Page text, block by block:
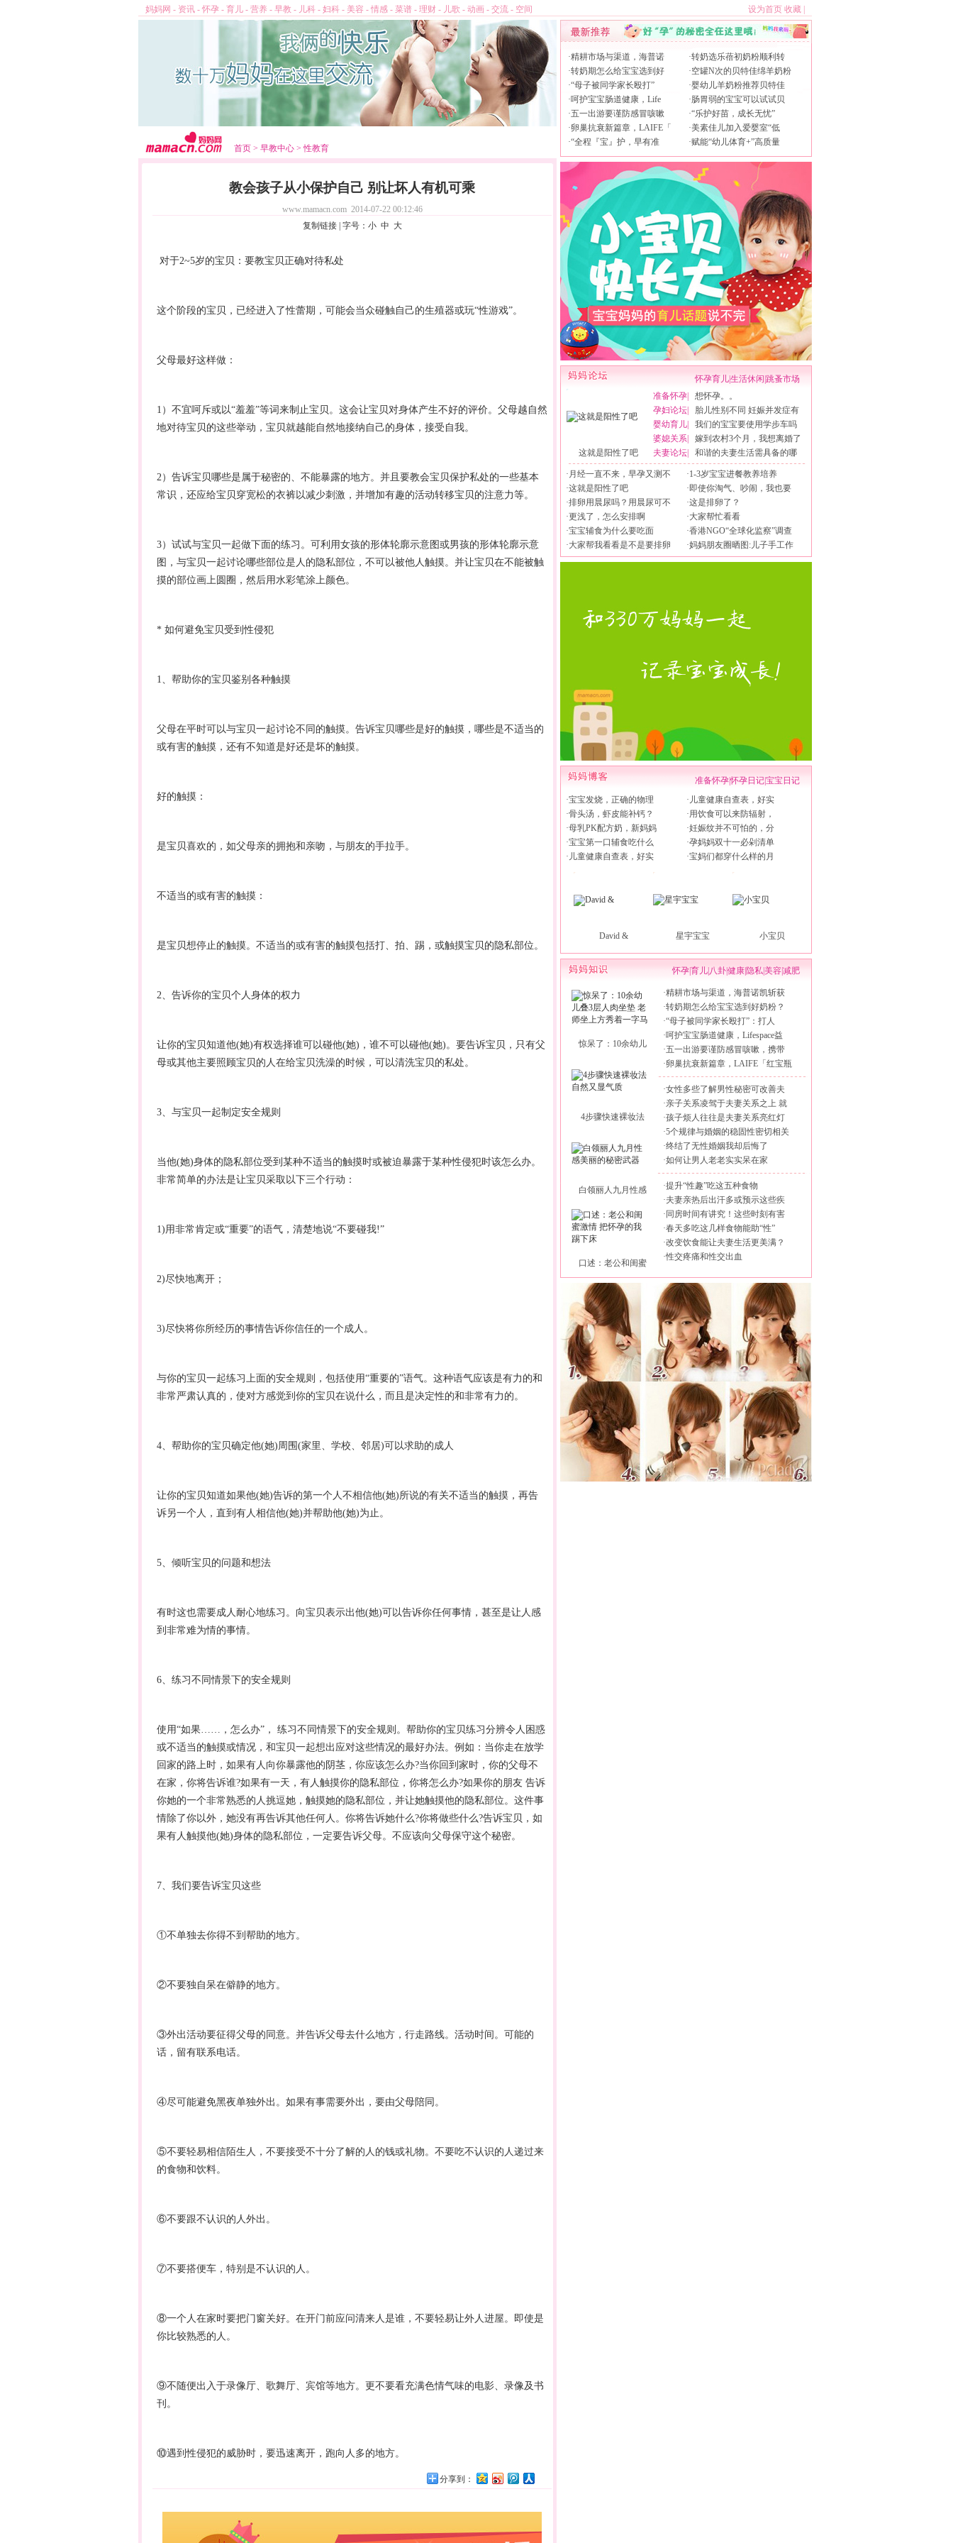
妈妈网 - 资讯 - 怀孕 - 育儿 - 营养 - 早教 - 儿科 - 妇科 - 美容 - 情感 - 菜谱 - 理财 - 儿歌 - 动画 - 交流 - 空间 设为首页 收藏
首页 > 早教中心 >性教育
教会孩子从小保护自己 别让坏人有机可乘
www.mamacn.com 2014-07-22 00:12:46
复制链接| 字号： 小 中 大
对于2~5岁的宝贝：要教宝贝正确对待私处
这个阶段的宝贝，已经进入了性蕾期，可能会当众碰触自己的生殖器或玩“性游戏”。
父母最好这样做：
1）不宜呵斥或以“羞羞”等词来制止宝贝。这会让宝贝对身体产生不好的评价。父母越自然
地对待宝贝的这些举动，宝贝就越能自然地接纳自己的身体，接受自我。
2）告诉宝贝哪些是属于秘密的、不能暴露的地方。并且要教会宝贝保护私处的一些基本
常识，还应给宝贝穿宽松的衣裤以减少刺激，并增加有趣的活动转移宝贝的注意力等。
3）试试与宝贝一起做下面的练习。可利用女孩的形体轮廓示意图或男孩的形体轮廓示意
图，与宝贝一起讨论哪些部位是人的隐私部位，不可以被他人触摸。并让宝贝在不能被触
摸的部位画上圆圈，然后用水彩笔涂上颜色。
* 如何避免宝贝受到性侵犯
1、帮助你的宝贝鉴别各种触摸
父母在平时可以与宝贝一起讨论不同的触摸。告诉宝贝哪些是好的触摸，哪些是不适当的
或有害的触摸，还有不知道是好还是坏的触摸。
好的触摸：
是宝贝喜欢的，如父母亲的拥抱和亲吻，与朋友的手拉手。
不适当的或有害的触摸：
是宝贝想停止的触摸。不适当的或有害的触摸包括打、拍、踢，或触摸宝贝的隐私部位。
2、告诉你的宝贝个人身体的权力
让你的宝贝知道他(她)有权选择谁可以碰他(她)，谁不可以碰他(她)。要告诉宝贝，只有父
母或其他主要照顾宝贝的人在给宝贝洗澡的时候，可以清洗宝贝的私处。
3、与宝贝一起制定安全规则
当他(她)身体的隐私部位受到某种不适当的触摸时或被迫暴露于某种性侵犯时该怎么办。
非常简单的办法是让宝贝采取以下三个行动：
1)用非常肯定或“重要”的语气，清楚地说“不要碰我!”
2)尽快地离开；
3)尽快将你所经历的事情告诉你信任的一个成人。
与你的宝贝一起练习上面的安全规则，包括使用“重要的”语气。这种语气应该是有力的和
非常严肃认真的，使对方感觉到你的宝贝在说什么，而且是决定性的和非常有力的。
4、帮助你的宝贝确定他(她)周围(家里、学校、邻居)可以求助的成人
让你的宝贝知道如果他(她)告诉的第一个人不相信他(她)所说的有关不适当的触摸，再告
诉另一个人，直到有人相信他(她)并帮助他(她)为止。
5、倾听宝贝的问题和想法
有时这也需要成人耐心地练习。向宝贝表示出他(她)可以告诉你任何事情，甚至是让人感
到非常难为情的事情。
6、练习不同情景下的安全规则
使用“如果……，怎么办”， 练习不同情景下的安全规则。帮助你的宝贝练习分辨令人困惑
或不适当的触摸或情况，和宝贝一起想出应对这些情况的最好办法。例如：当你走在放学
回家的路上时，如果有人向你暴露他的阴茎，你应该怎么办?当你回到家时，你的父母不
在家，你将告诉谁?如果有一天，有人触摸你的隐私部位，你将怎么办?如果你的朋友 告诉
你她的一个非常熟悉的人挑逗她，触摸她的隐私部位，并让她触摸他的隐私部位。这件事
情除了你以外，她没有再告诉其他任何人。你将告诉她什么?你将做些什么?告诉宝贝，如
果有人触摸他(她)身体的隐私部位，一定要告诉父母。不应该向父母保守这个秘密。
7、我们要告诉宝贝这些
①不单独去你得不到帮助的地方。
②不要独自呆在僻静的地方。
③外出活动要征得父母的同意。并告诉父母去什么地方，行走路线。活动时间。可能的
话，留有联系电话。
④尽可能避免黑夜单独外出。如果有事需要外出，要由父母陪同。
⑤不要轻易相信陌生人，不要接受不十分了解的人的钱或礼物。不要吃不认识的人递过来
的食物和饮料。
⑥不要跟不认识的人外出。
⑦不要搭便车，特别是不认识的人。
⑧一个人在家时要把门窗关好。在开门前应问清来人是谁，不要轻易让外人进屋。即使是
你比较熟悉的人。
⑨不随便出入于录像厅、歌舞厅、宾馆等地方。更不要看充满色情气味的电影、录像及书
刊。
⑩遇到性侵犯的威胁时，要迅速离开，跑向人多的地方。
分享到：
·精耕市场与渠道，海普诺
·转奶期怎么给宝宝选到好
·“母子被同学家长殴打”
·呵护宝宝肠道健康，Life
·五一出游要谨防感冒咳嗽
·卵巢抗衰新篇章，LAIFE「
·“全程『宝』护，早有准
·转奶选乐蓓初奶粉顺利转
·空罐N次的贝特佳绵羊奶粉
·婴幼儿羊奶粉推荐贝特佳
·肠胃弱的宝宝可以试试贝
·“乐护好苗，成长无忧”
·美素佳儿加入爱婴室“低
·赋能“幼儿体育+”高质量
怀孕育儿|生活休闲 跳蚤市场
这就是阳性了吧
准备怀孕
孕妇论坛
婴幼育儿
婆媳关系
夫妻论坛
想怀孕。。
胎儿性别不同 妊娠并发症有
我们的宝宝要使用学步车吗
嫁到农村3个月，我想离婚了
和谐的夫妻生活需具备的哪
· 月经一直不来，早孕又测不
·这就是阳性了吧
·排卵用晨尿吗？用晨尿可不
·更浅了，怎么安排啊
·宝宝辅食为什么要吃面
·大家帮我看看是不是要排卵
·1-3岁宝宝进餐教养培养
·即使你淘气、吵闹，我也要
·这是排卵了？
·大家帮忙看看
·香港NGO“全球化监察”调查
·妈妈朋友圈晒图:儿子手工作
准备怀孕|怀孕日记|宝宝日记
·宝宝发烧，正确的物理
·骨头汤，虾皮能补钙？
·母乳PK配方奶，新妈妈
·宝宝第一口辅食吃什么
· 儿童健康自查表，好实
· 儿童健康自查表，好实
·用饮食可以来防辐射，
·妊娠纹并不可怕的，分
·孕妈妈双十一必剁清单
·宝妈们都穿什么样的月
David & 星宇宝宝 小宝贝
怀孕|育儿| 八卦|健康| 隐私|美容|减肥
惊呆了：10余幼儿
4步骤快速裸妆法
白领丽人九月性感
口述：老公和闺蜜
·精耕市场与渠道，海普诺凯斩获
·转奶期怎么给宝宝选到好奶粉？
·“母子被同学家长殴打”：打人
·呵护宝宝肠道健康，Lifespace益
·五一出游要谨防感冒咳嗽，携带
·卵巢抗衰新篇章，LAIFE「红宝瓶
·女性多些了解男性秘密可改善夫
·亲子关系凌驾于夫妻关系之上 就
·孩子烦人往往是夫妻关系亮红灯
·5个规律与婚姻的稳固性密切相关
·终结了无性婚姻我却后悔了
·如何让男人老老实实呆在家
·提升“性趣”吃这五种食物
·夫妻亲热后出汗多或预示这些疾
· 同房时间有讲究！这些时刻有害
·春天多吃这几样食物能助“性”
·改变饮食能让夫妻生活更美满？
·性交疼痛和性交出血